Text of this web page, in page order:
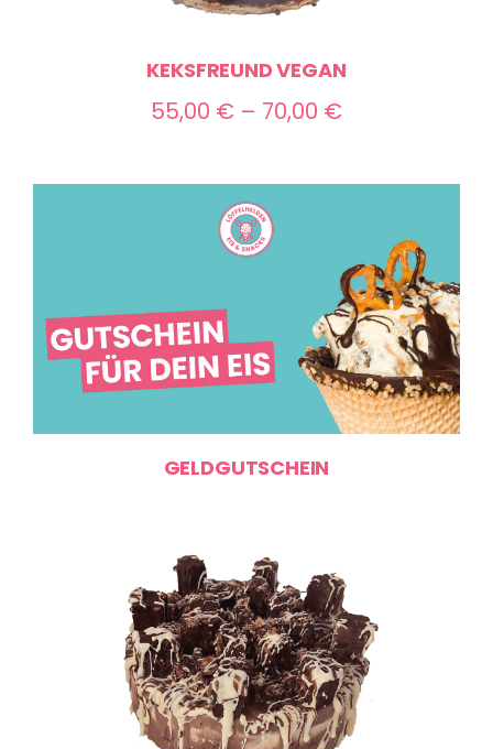
KEKSFREUND VEGAN
55,00 € – 70,00 €Preisspanne:
bis
GELDGUTSCHEIN